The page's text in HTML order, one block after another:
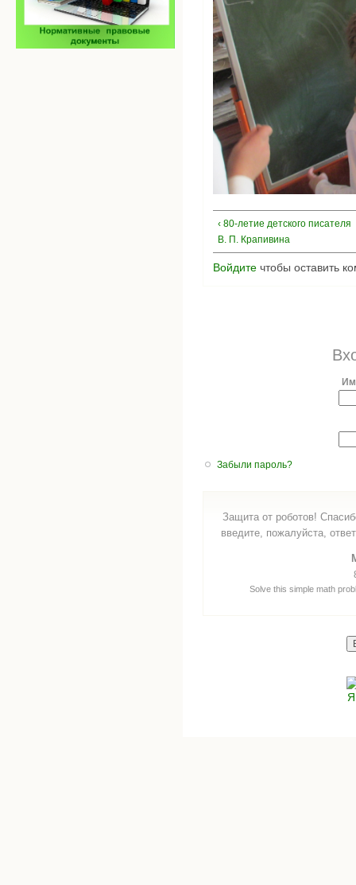
‹ 80-летие детского писателя
В. П. Крапивина
Войдите чтобы оставить
Забыли пароль?
Защита от роботов!
введите, пожалуйста,
Solve this simple math